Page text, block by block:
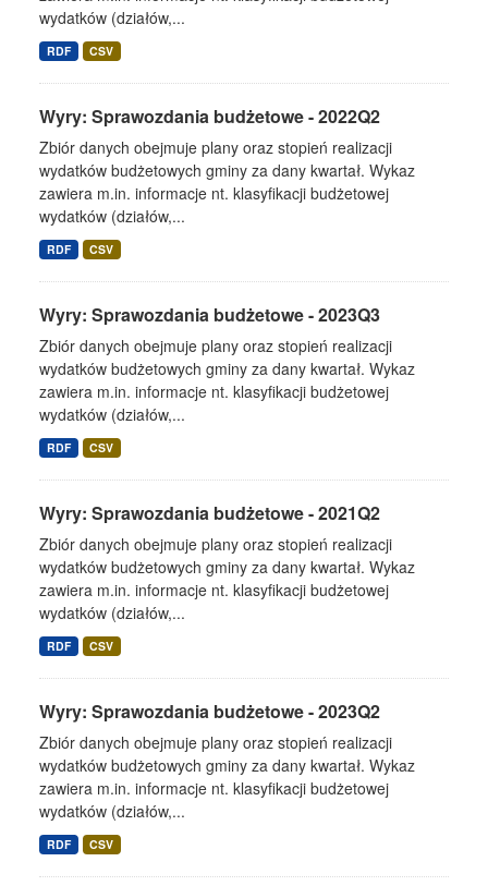
wydatków (działów,...
RDF CSV
Wyry: Sprawozdania budżetowe - 2022Q2
Zbiór danych obejmuje plany oraz stopień realizacji
wydatków budżetowych gminy za dany kwartał. Wykaz
zawiera m.in. informacje nt. klasyfikacji budżetowej
wydatków (działów,...
RDF CSV
Wyry: Sprawozdania budżetowe - 2023Q3
Zbiór danych obejmuje plany oraz stopień realizacji
wydatków budżetowych gminy za dany kwartał. Wykaz
zawiera m.in. informacje nt. klasyfikacji budżetowej
wydatków (działów,...
RDF CSV
Wyry: Sprawozdania budżetowe - 2021Q2
Zbiór danych obejmuje plany oraz stopień realizacji
wydatków budżetowych gminy za dany kwartał. Wykaz
zawiera m.in. informacje nt. klasyfikacji budżetowej
wydatków (działów,...
RDF CSV
Wyry: Sprawozdania budżetowe - 2023Q2
Zbiór danych obejmuje plany oraz stopień realizacji
wydatków budżetowych gminy za dany kwartał. Wykaz
zawiera m.in. informacje nt. klasyfikacji budżetowej
wydatków (działów,...
RDF CSV